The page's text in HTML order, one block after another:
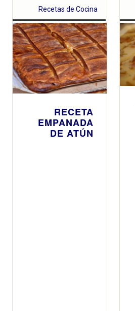
Recetas de Cocina
RECETA
EMPANADA
DE ATÚN